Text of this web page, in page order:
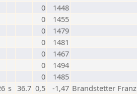
0
1448
0
1455
0
1479
0
1481
0
1467
0
1494
0
1485
s 36.7 0,5 -1,47 Brandstetter Franz